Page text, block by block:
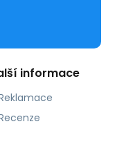
informace